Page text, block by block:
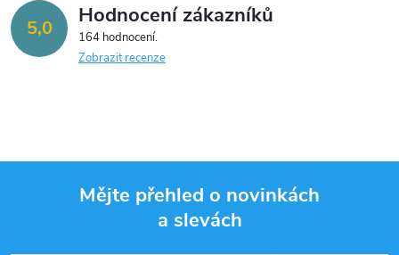
5,0 Hodnocení zákazníků
164 hodnocení
Zobrazit recenze
Mějte přehled o novinkách
a slevách